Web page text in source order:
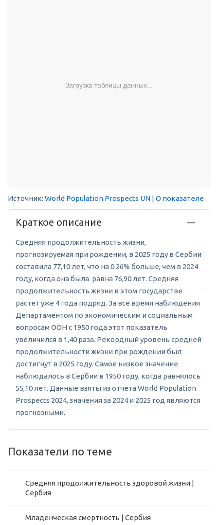
Загрузка таблицы данных...
Источник: World Population Prospects UN | О показателе
Краткое описание
Средняя продолжительность жизни,
прогнозируемая при рождении, в 2025 году в Сербии
составила 77,10 лет, что на 0.26% больше, чем в 2024
году, когда она была равна 76,90 лет. Средняя
продолжительность жизни в этом государстве
растет уже 4 года подряд. За все время наблюдения
Департаментом по экономическим и социальным
вопросам ООН с 1950 года этот показатель
увеличился в 1,40 раза. Рекордный уровень средней
продолжительности жизни при рождении был
достигнут в 2025 году. Самое низкое значение
наблюдалось в Сербии в 1950 году, когда равнялось
55,10 лет. Данные взяты из отчета World Population
Prospects 2024, значения за 2024 и 2025 год являются
прогнозными.
Показатели по теме
Средняя продолжительность здоровой жизни |
Сербия
Младенческая смертность | Сербия